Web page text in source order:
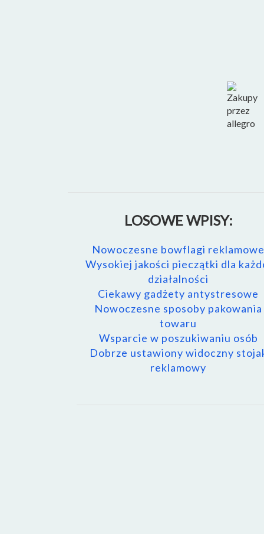
LOSOWE WPISY:
Nowoczesne bowflagi reklamowe
Wysokiej jakości pieczątki dla
działalności
Ciekawy gadżety antystresowe
Nowoczesne sposoby pakowania
towaru
Wsparcie w poszukiwaniu osób
Dobrze ustawiony widoczny
reklamowy